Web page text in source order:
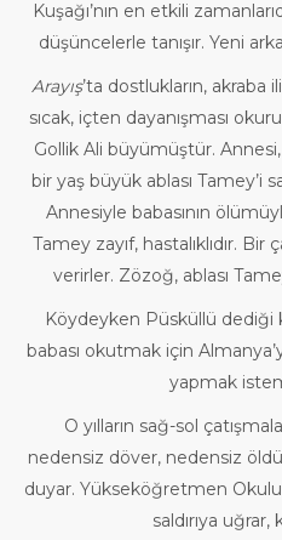
Kuşağı’nın en etkili
düşüncelerle tanışır. Yeni
Arayış’ta dostlukların, akraba
sıcak, içten dayanışması
Gollik Ali büyümüştür.
bir yaş büyük ablası Tamey’i
Annesiyle babasının
Tamey zayıf, hastalıklıdır.
verirler. Zözoğ, ablası
Köydeyken Püsküllü dediği
babası okutmak için
yapmak
O yılların sağ-sol
nedensiz döver, nedensiz
duyar. Yükseköğretmen
saldırıya